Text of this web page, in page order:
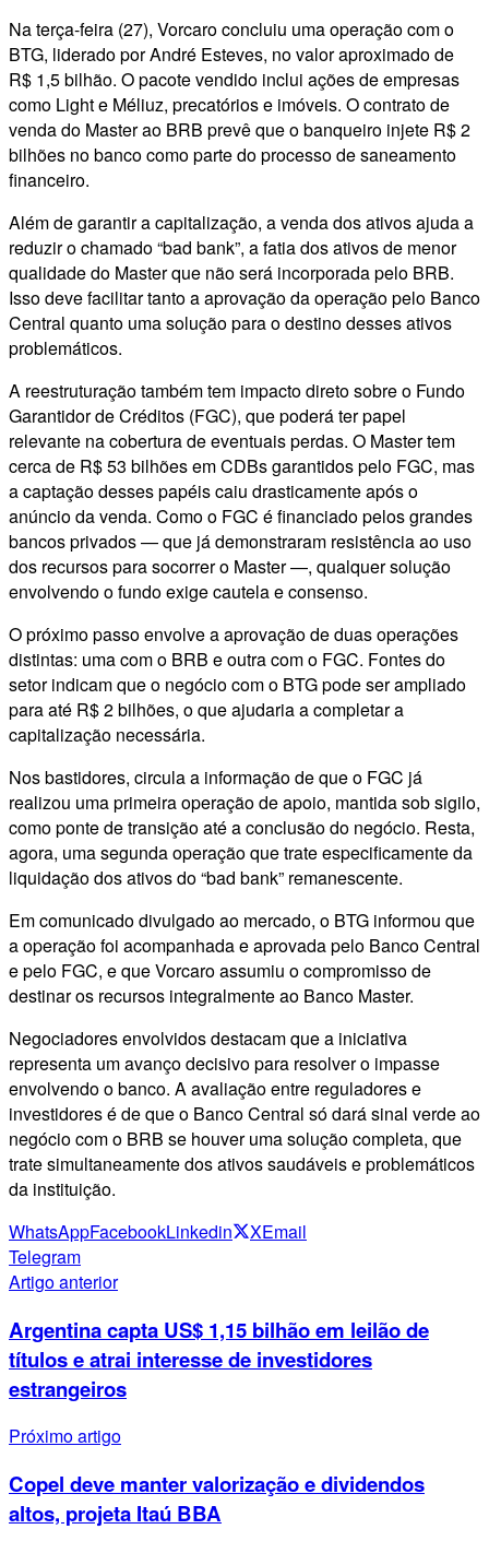
Na terça-feira (27), Vorcaro concluiu uma operação com o
BTG, liderado por André Esteves, no valor aproximado de
R$ 1,5 bilhão. O pacote vendido inclui ações de empresas
como Light e Méliuz, precatórios e imóveis. O contrato de
venda do Master ao BRB prevê que o banqueiro injete R$ 2
bilhões no banco como parte do processo de saneamento
financeiro.
Além de garantir a capitalização, a venda dos ativos ajuda a
reduzir o chamado “bad bank”, a fatia dos ativos de menor
qualidade do Master que não será incorporada pelo BRB.
Isso deve facilitar tanto a aprovação da operação pelo Banco
Central quanto uma solução para o destino desses ativos
problemáticos.
A reestruturação também tem impacto direto sobre o Fundo
Garantidor de Créditos (FGC), que poderá ter papel
relevante na cobertura de eventuais perdas. O Master tem
cerca de R$ 53 bilhões em CDBs garantidos pelo FGC, mas
a captação desses papéis caiu drasticamente após o
anúncio da venda. Como o FGC é financiado pelos grandes
bancos privados — que já demonstraram resistência ao uso
dos recursos para socorrer o Master —, qualquer solução
envolvendo o fundo exige cautela e consenso.
O próximo passo envolve a aprovação de duas operações
distintas: uma com o BRB e outra com o FGC. Fontes do
setor indicam que o negócio com o BTG pode ser ampliado
para até R$ 2 bilhões, o que ajudaria a completar a
capitalização necessária.
Nos bastidores, circula a informação de que o FGC já
realizou uma primeira operação de apoio, mantida sob sigilo,
como ponte de transição até a conclusão do negócio. Resta,
agora, uma segunda operação que trate especificamente da
liquidação dos ativos do “bad bank” remanescente.
Em comunicado divulgado ao mercado, o BTG informou que
a operação foi acompanhada e aprovada pelo Banco Central
e pelo FGC, e que Vorcaro assumiu o compromisso de
destinar os recursos integralmente ao Banco Master.
Negociadores envolvidos destacam que a iniciativa
representa um avanço decisivo para resolver o impasse
envolvendo o banco. A avaliação entre reguladores e
investidores é de que o Banco Central só dará sinal verde ao
negócio com o BRB se houver uma solução completa, que
trate simultaneamente dos ativos saudáveis e problemáticos
da instituição.
WhatsAppFacebookLinkedin XEmail
Telegram
Artigo anterior
Argentina capta US$ 1,15 bilhão em leilão de
títulos e atrai interesse de investidores
estrangeiros
Próximo artigo
Copel deve manter valorização e dividendos
altos, projeta Itaú BBA